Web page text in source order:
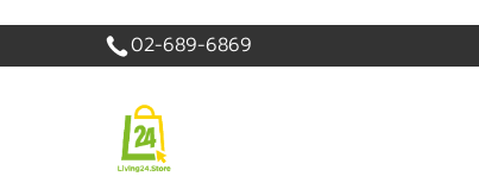
เครื่องใช้ไฟฟ้า
อาหารและเครื่องดื่ม
02-689-6869